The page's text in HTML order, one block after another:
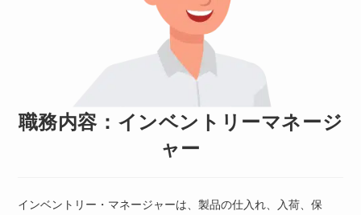
職務内容：インベントリーマネージ
ャー
インベントリー・マネージャーは、製品の仕入れ、入荷、保